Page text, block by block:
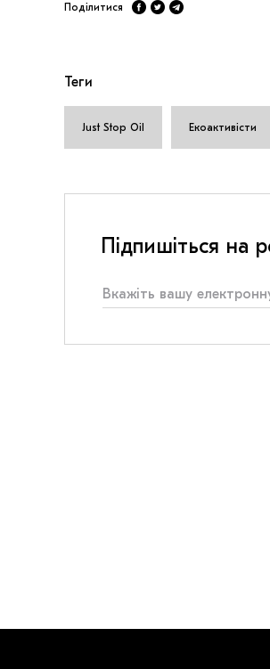
Поділитися
Теги
Just Stop Oil Екоактивісти
Підпишіться на